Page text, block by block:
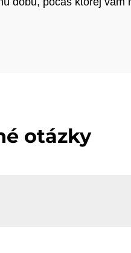
otázky